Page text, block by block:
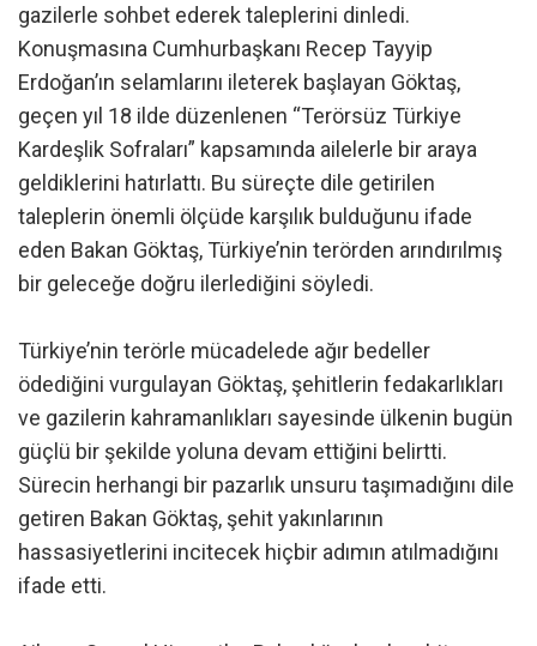
gazilerle sohbet ederek taleplerini dinledi.
Konuşmasına Cumhurbaşkanı Recep Tayyip
Erdoğan’ın selamlarını ileterek başlayan Göktaş,
geçen yıl 18 ilde düzenlenen “Terörsüz Türkiye
Kardeşlik Sofraları” kapsamında ailelerle bir araya
geldiklerini hatırlattı. Bu süreçte dile getirilen
taleplerin önemli ölçüde karşılık bulduğunu ifade
eden Bakan Göktaş, Türkiye’nin terörden arındırılmış
bir geleceğe doğru ilerlediğini söyledi.
Türkiye’nin terörle mücadelede ağır bedeller
ödediğini vurgulayan Göktaş, şehitlerin fedakarlıkları
ve gazilerin kahramanlıkları sayesinde ülkenin bugün
güçlü bir şekilde yoluna devam ettiğini belirtti.
Sürecin herhangi bir pazarlık unsuru taşımadığını dile
getiren Bakan Göktaş, şehit yakınlarının
hassasiyetlerini incitecek hiçbir adımın atılmadığını
ifade etti.